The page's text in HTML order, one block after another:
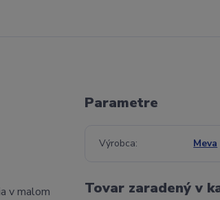
v malom
Parametre
Výrobca Meva
Tovar zaradený v